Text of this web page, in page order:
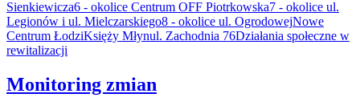
Sienkiewicza6 - okolice Centrum OFF Piotrkowska7 - okolice ul.
Legionów i ul. Mielczarskiego8 - okolice ul. OgrodowejNowe
Centrum ŁodziKsięży Młynul. Zachodnia 76Działania społeczne w
rewitalizacji
Monitoring zmian